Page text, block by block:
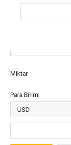
Miktar
Para Birimi